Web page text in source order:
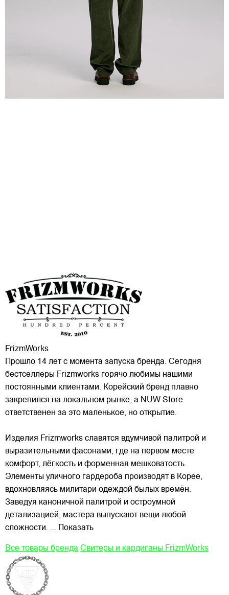
FrizmWorks
Прошло 14 лет с момента запуска бренда. Сегодня
бестселлеры Frizmworks горячо любимы нашими
постоянными клиентами. Корейский бренд плавно
закрепился на локальном рынке, а NUW Store
ответственен за это маленькое, но открытие.
Изделия Frizmworks славятся вдумчивой палитрой и
выразительными фасонами, где на первом месте
комфорт, лёгкость и форменная мешковатость.
Элементы уличного гардероба производят в Корее,
вдохновляясь милитари одеждой былых времён.
Заведуя каноничной палитрой и остроумной
детализацией, мастера выпускают вещи любой
сложности. ... Показать
Все товары бренда Свитеры и кардиганы FrizmWorks